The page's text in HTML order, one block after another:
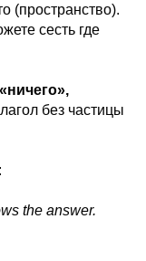
(пространство).
сесть где
без частицы
the answer.